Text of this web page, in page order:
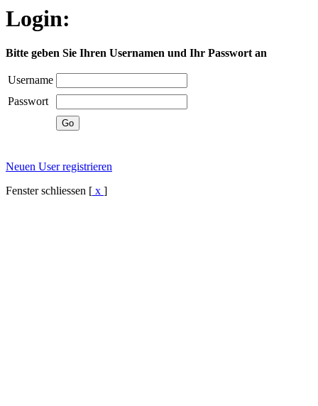
Login:
Bitte geben Sie Ihren Usernamen und Ihr Passwort an
Username
Passwort
Neuen User registrieren
Fenster schliessen [ x ]